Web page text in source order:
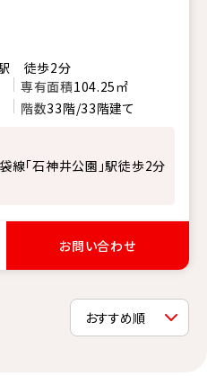
駅 徒歩2分
専有面積104.25㎡
階数33階/33階建て
線「石神井公園」駅徒歩2分
お問い合わせ